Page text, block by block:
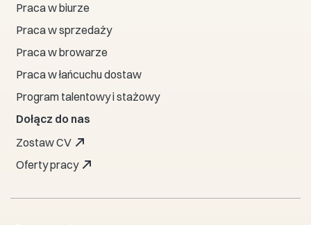
Praca w biurze
Praca w sprzedaży
Praca w browarze
Praca w łańcuchu dostaw
Program talentowy i stażowy
Dołącz do nas
Zostaw CV
Oferty pracy